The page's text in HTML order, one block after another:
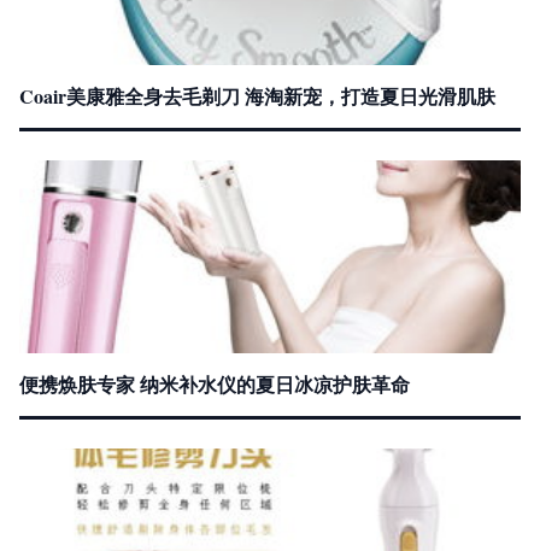
Coair美康雅全身去毛剃刀 海淘新宠，打造夏日光滑肌肤
便携焕肤专家 纳米补水仪的夏日冰凉护肤革命